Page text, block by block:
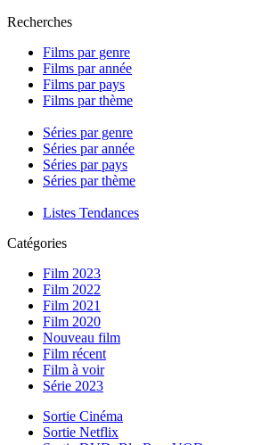
Recherches
Films par genre
Films par année
Films par pays
Films par thème
Séries par genre
Séries par année
Séries par pays
Séries par thème
Listes Tendances
Catégories
Film 2023
Film 2022
Film 2021
Film 2020
Nouveau film
Film récent
Film à voir
Série 2023
Sortie Cinéma
Sortie Netflix